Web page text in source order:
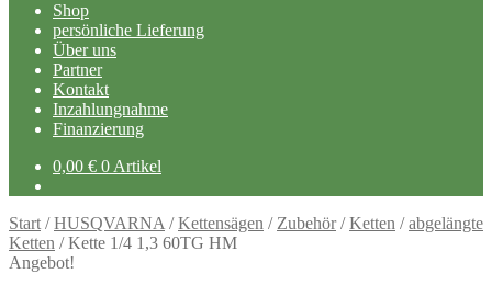
Shop
persönliche Lieferung
Über uns
Partner
Kontakt
Inzahlungnahme
Finanzierung
0,00 € 0 Artikel
Start /HUSQVARNA /Kettensägen / Zubehör/Ketten /abgelängte
Ketten /Kette 1/4 1,3 60TG HM
Angebot!